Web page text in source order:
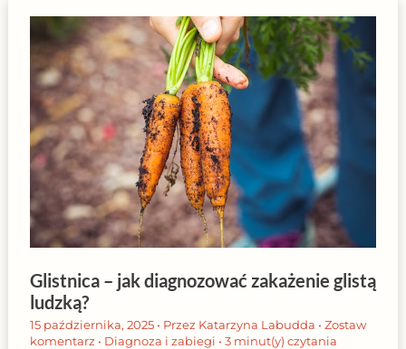
Glistnica – jak diagnozować zakażenie glistą
ludzką?
15 października, 2025 • Przez Katarzyna Labudda • Zostaw
komentarz • Diagnoza i zabiegi • 3 minut(y) czytania